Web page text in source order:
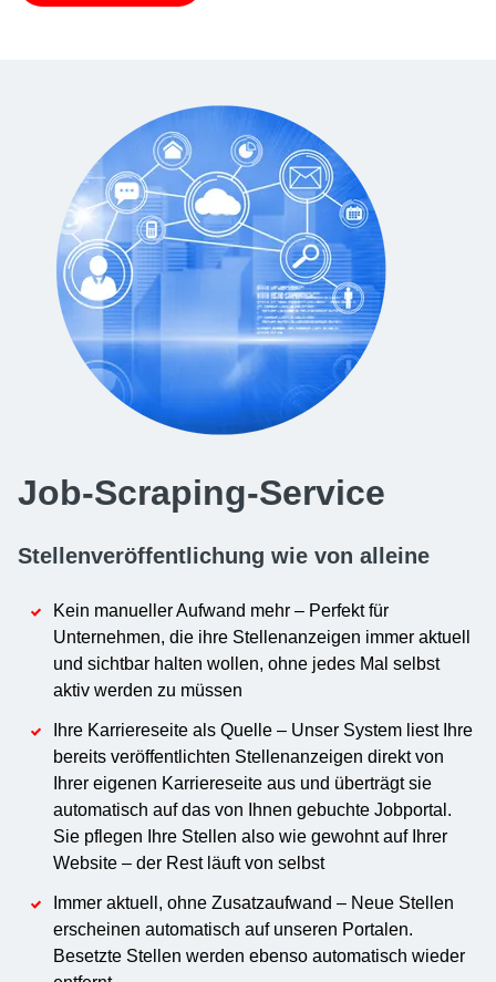
Job-Scraping-Service
Stellenveröffentlichung wie von alleine
Kein manueller Aufwand mehr – Perfekt für
Unternehmen, die ihre Stellenanzeigen immer aktuell
und sichtbar halten wollen, ohne jedes Mal selbst
aktiv werden zu müssen
Ihre Karriereseite als Quelle – Unser System liest Ihre
bereits veröffentlichten Stellenanzeigen direkt von
Ihrer eigenen Karriereseite aus und überträgt sie
automatisch auf das von Ihnen gebuchte Jobportal.
Sie pflegen Ihre Stellen also wie gewohnt auf Ihrer
Website – der Rest läuft von selbst
Immer aktuell, ohne Zusatzaufwand – Neue Stellen
erscheinen automatisch auf unseren Portalen.
Besetzte Stellen werden ebenso automatisch wieder